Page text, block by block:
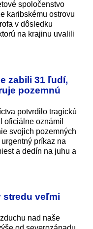
spoločenstvo
karibskému ostrovu
v dôsledku
na krajinu uvalili
zabili 31 ľudí,
pozemnú
potvrdilo tragickú
oficiálne oznámil
svojich pozemných
príkaz na
a dedín na juhu a
stredu veľmi
nad naše